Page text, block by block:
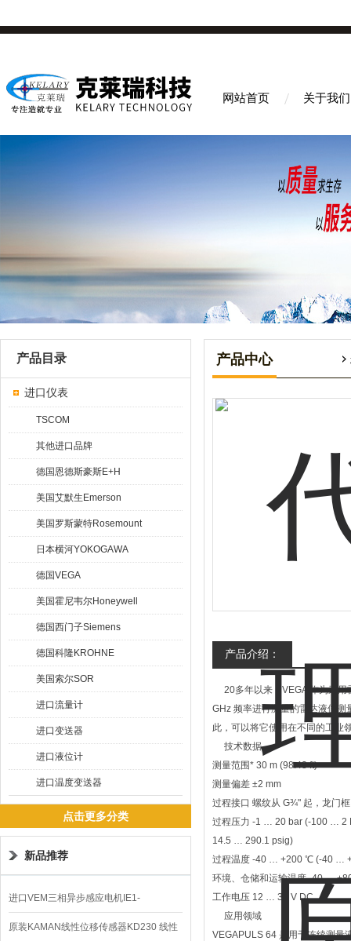
网站首页 关于我们
产品目录
进口仪表
TSCOM
其他进口品牌
德国恩德斯豪斯E+H
美国艾默生Emerson
美国罗斯蒙特Rosemount
日本横河YOKOGAWA
德国VEGA
美国霍尼韦尔Honeywell
德国西门子Siemens
德国科隆KROHNE
美国索尔SOR
进口流量计
进口变送器
进口液位计
进口温度变送器
点击更多分类
新品推荐
进口VEM三相异步感应电机IE1-
K21R80G4马达
原装KAMAN线性位移传感器KD230 线性
产品中心
产品介绍：
20多年以来，VEGA 作为采用
GHz 频率进行测量的雷达液位
此，可以将它使用在不同的工业
技术数据
测量范围* 30 m (98.43 ft)
测量偏差 ±2 mm
过程接口 螺纹从 G¾" 起，龙门
过程压力 -1 … 20 bar (-100 … 2
14.5 … 290.1 psig)
过程温度 -40 … +200 ℃ (-40 …
环境、仓储和运输温度 -40 …
工作电压 12 … 35 V DC
应用领域
VEGAPULS 64 是用于连续测量